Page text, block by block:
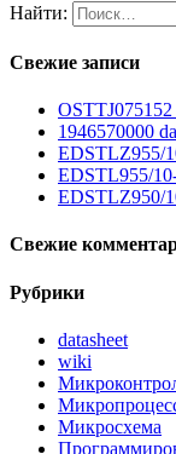
Найти:
Свежие записи
OSTTJ075152
1946570000
EDSTLZ955/
EDSTL955/
EDSTLZ950/
Свежие
Рубрики
datasheet
wiki
Микросхема